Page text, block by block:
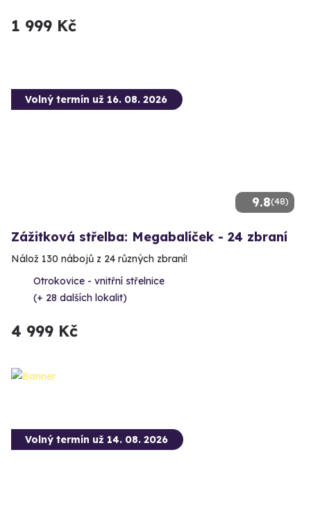
1 999 Kč
9.8(48)
Volný termín už 16. 08. 2026
Zážitková střelba: Megabalíček - 24 zbraní
Nálož 130 nábojů z 24 různých zbraní!
Otrokovice - vnitřní střelnice
(+ 28 dalších lokalit)
4 999 Kč
Volný termín už 14. 08. 2026